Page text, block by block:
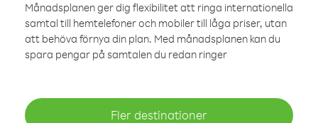
Månadsplanen ger dig flexibilitet att ringa internationella
samtal till hemtelefoner och mobiler till låga priser, utan
att behöva förnya din plan. Med månadsplanen kan du
spara pengar på samtalen du redan ringer
Fler destinationer